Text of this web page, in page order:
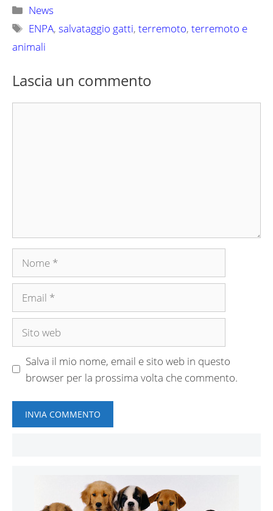
Categorie
News
Tag
ENPA,salvataggio gatti,terremoto,terremoto e
animali
Lascia un commento
Nome
Email
Sito
Salva il mio nome, email e sito web in questo
browser per la prossima volta che commento.